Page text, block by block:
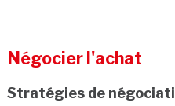
Négocier l'achat
Stratégies de